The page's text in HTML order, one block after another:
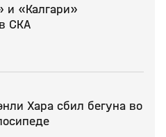
и «Калгари»
СКА
Хара сбил бегуна во